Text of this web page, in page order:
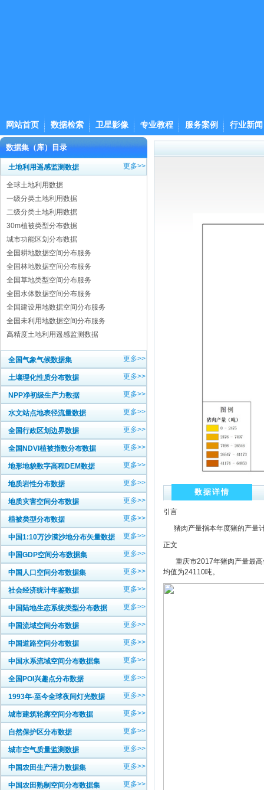
网站首页 数据检索 卫星影像 专业教程 服务案例 行业新闻
数据集（库）目录
土地利用遥感监测数据 更多>>
全球土地利用数据
一级分类土地利用数据
二级分类土地利用数据
30m植被类型分布数据
城市功能区划分布数据
全国耕地数据空间分布服务
全国林地数据空间分布服务
全国草地类型空间分布服务
全国水体数据空间分布服务
全国建设用地数据空间分布服务
全国未利用地数据空间分布服务
高精度土地利用遥感监测数据
全国气象气候数据集 更多>>
土壤理化性质分布数据 更多>>
NPP净初级生产力数据 更多>>
水文站点地表径流量数据 更多>>
全国行政区划边界数据 更多>>
全国NDVI植被指数分布数据 更多>>
地形地貌数字高程DEM数据 更多>>
地质岩性分布数据 更多>>
地质灾害空间分布数据 更多>>
植被类型分布数据 更多>>
中国1:10万沙漠沙地分布矢量数据 更多>>
中国GDP空间分布数据集 更多>>
中国人口空间分布数据集 更多>>
社会经济统计年鉴数据 更多>>
中国陆地生态系统类型分布数据 更多>>
中国流域空间分布数据 更多>>
中国道路空间分布数据 更多>>
中国水系流域空间分布数据集 更多>>
全国POI兴趣点分布数据 更多>>
1993年-至今全球夜间灯光数据 更多>>
城市建筑轮廓空间分布数据 更多>>
自然保护区分布数据 更多>>
城市空气质量监测数据 更多>>
中国农田生产潜力数据集 更多>>
中国农田熟制空间分布数据集 更多>>
数据详情
引言
猪肉产量指本年度猪的产量
正文
重庆市2017年猪肉产量最高
均值为24110吨。